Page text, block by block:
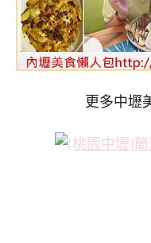
更多中壢